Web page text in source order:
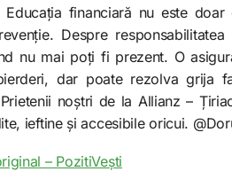
Educația financiară nu este
Despre
nu mai poți fi prezent. O
dar poate rezolva grija
noștri de la Allianz –
ieftine și accesibile oricui.
– PozitiVești